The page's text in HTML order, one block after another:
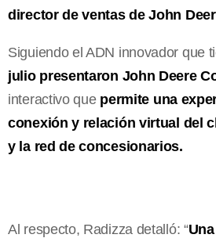
director de ventas de John
Siguiendo el ADN innovador que
julio presentaron John Deere
interactivo que permite una
conexión y relación virtual del
y la red de concesionarios.
Al respecto, Radizza detalló: “